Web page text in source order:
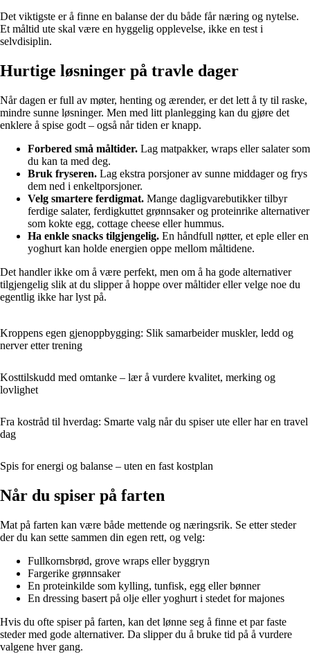
Det viktigste er å finne en balanse der du både får næring og nytelse.
Et måltid ute skal være en hyggelig opplevelse, ikke en test i
selvdisiplin.
Hurtige løsninger på travle dager
Når dagen er full av møter, henting og ærender, er det lett å ty til raske,
mindre sunne løsninger. Men med litt planlegging kan du gjøre det
enklere å spise godt – også når tiden er knapp.
Forbered små måltider. Lag matpakker, wraps eller salater som
du kan ta med deg.
Bruk fryseren. Lag ekstra porsjoner av sunne middager og frys
dem ned i enkeltporsjoner.
Velg smartere ferdigmat. Mange dagligvarebutikker tilbyr
ferdige salater, ferdigkuttet grønnsaker og proteinrike alternativer
som kokte egg, cottage cheese eller hummus.
Ha enkle snacks tilgjengelig. En håndfull nøtter, et eple eller en
yoghurt kan holde energien oppe mellom måltidene.
Det handler ikke om å være perfekt, men om å ha gode alternativer
tilgjengelig slik at du slipper å hoppe over måltider eller velge noe du
egentlig ikke har lyst på.
Kroppens egen gjenoppbygging: Slik samarbeider muskler, ledd og
nerver etter trening
Kosttilskudd med omtanke – lær å vurdere kvalitet, merking og
lovlighet
Fra kostråd til hverdag: Smarte valg når du spiser ute eller har en travel
dag
Spis for energi og balanse – uten en fast kostplan
Når du spiser på farten
Mat på farten kan være både mettende og næringsrik. Se etter steder
der du kan sette sammen din egen rett, og velg:
Fullkornsbrød, grove wraps eller byggryn
Fargerike grønnsaker
En proteinkilde som kylling, tunfisk, egg eller bønner
En dressing basert på olje eller yoghurt i stedet for majones
Hvis du ofte spiser på farten, kan det lønne seg å finne et par faste
steder med gode alternativer. Da slipper du å bruke tid på å vurdere
valgene hver gang.